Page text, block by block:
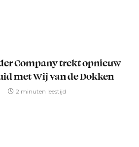
Company trekt opnieuw
met Wij van de Dokken
2 minuten leestijd